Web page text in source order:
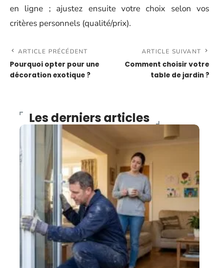
en ligne ; ajustez ensuite votre choix selon vos
critères personnels (qualité/prix).
ARTICLE PRÉCÉDENT
Pourquoi opter pour une
décoration exotique ?
ARTICLE SUIVANT
Comment choisir votre
table de jardin ?
Les derniers articles